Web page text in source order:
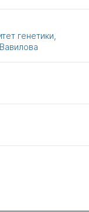
генетики,